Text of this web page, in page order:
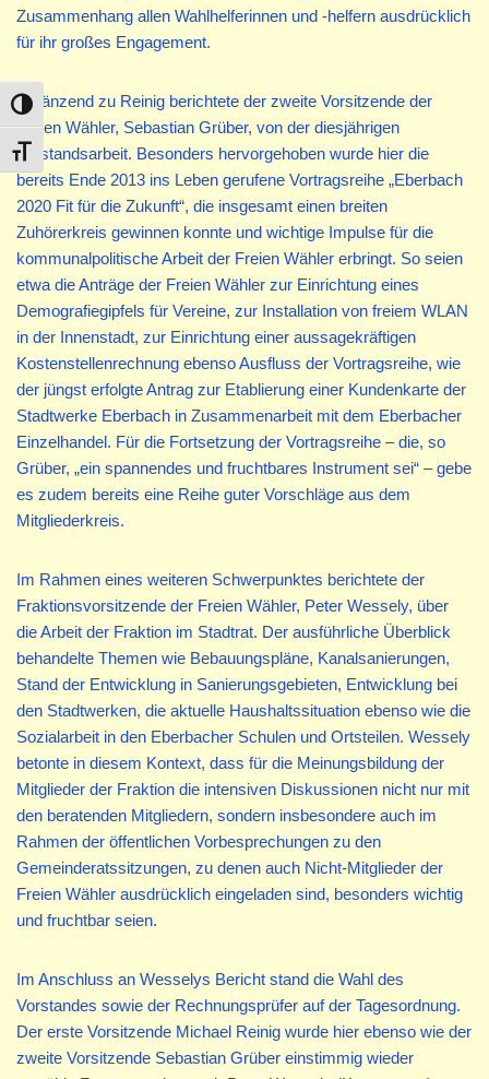
Umschalten auf hohe Kontraste
Schrift vergrößern
Zusammenhang allen Wahlhelferinnen und -helfern ausdrücklich
für ihr großes Engagement.
Ergänzend zu Reinig berichtete der zweite Vorsitzende der
Freien Wähler, Sebastian Grüber, von der diesjährigen
Vorstandsarbeit. Besonders hervorgehoben wurde hier die
bereits Ende 2013 ins Leben gerufene Vortragsreihe „Eberbach
2020 Fit für die Zukunft“, die insgesamt einen breiten
Zuhörerkreis gewinnen konnte und wichtige Impulse für die
kommunalpolitische Arbeit der Freien Wähler erbringt. So seien
etwa die Anträge der Freien Wähler zur Einrichtung eines
Demografiegipfels für Vereine, zur Installation von freiem WLAN
in der Innenstadt, zur Einrichtung einer aussagekräftigen
Kostenstellenrechnung ebenso Ausfluss der Vortragsreihe, wie
der jüngst erfolgte Antrag zur Etablierung einer Kundenkarte der
Stadtwerke Eberbach in Zusammenarbeit mit dem Eberbacher
Einzelhandel. Für die Fortsetzung der Vortragsreihe – die, so
Grüber, „ein spannendes und fruchtbares Instrument sei“ – gebe
es zudem bereits eine Reihe guter Vorschläge aus dem
Mitgliederkreis.
Im Rahmen eines weiteren Schwerpunktes berichtete der
Fraktionsvorsitzende der Freien Wähler, Peter Wessely, über
die Arbeit der Fraktion im Stadtrat. Der ausführliche Überblick
behandelte Themen wie Bebauungspläne, Kanalsanierungen,
Stand der Entwicklung in Sanierungsgebieten, Entwicklung bei
den Stadtwerken, die aktuelle Haushaltssituation ebenso wie die
Sozialarbeit in den Eberbacher Schulen und Ortsteilen. Wessely
betonte in diesem Kontext, dass für die Meinungsbildung der
Mitglieder der Fraktion die intensiven Diskussionen nicht nur mit
den beratenden Mitgliedern, sondern insbesondere auch im
Rahmen der öffentlichen Vorbesprechungen zu den
Gemeinderatssitzungen, zu denen auch Nicht-Mitglieder der
Freien Wähler ausdrücklich eingeladen sind, besonders wichtig
und fruchtbar seien.
Im Anschluss an Wesselys Bericht stand die Wahl des
Vorstandes sowie der Rechnungsprüfer auf der Tagesordnung.
Der erste Vorsitzende Michael Reinig wurde hier ebenso wie der
zweite Vorsitzende Sebastian Grüber einstimmig wieder